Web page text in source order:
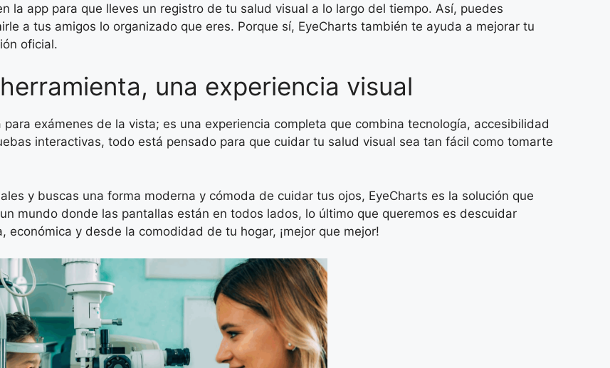
la app para que lleves un registro de tu salud visual a lo largo del tiempo. Así, puedes
a tus amigos lo organizado que eres. Porque sí, EyeCharts también te ayuda a mejorar tu
oficial.
una experiencia visual
exámenes de la vista; es una experiencia completa que combina tecnología, accesibilidad
interactivas, todo está pensado para que cuidar tu salud visual sea tan fácil como tomarte
y buscas una forma moderna y cómoda de cuidar tus ojos, EyeCharts es la solución que
mundo donde las pantallas están en todos lados, lo último que queremos es descuidar
y desde la comodidad de tu hogar, ¡mejor que mejor!